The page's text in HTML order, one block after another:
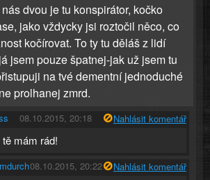
dvou je tu konspirátor, kočko
jako vždycky jsi roztočil něco, co
kočírovat. To ty tu děláš z lidí
jsem pouze špatnej-jak už jsem tu
na tvé dementní jednoduché
prolhanej zmrd.
08.10.2015, 20:18 Nahlásit komentář
tě mám rád!
08.10.2015, 20:22 Nahlásit komentář